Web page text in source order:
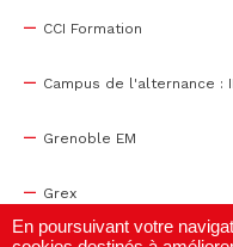
CCI Formation
Campus de l'alternance :
Grenoble EM
Grex
En poursuivant votre